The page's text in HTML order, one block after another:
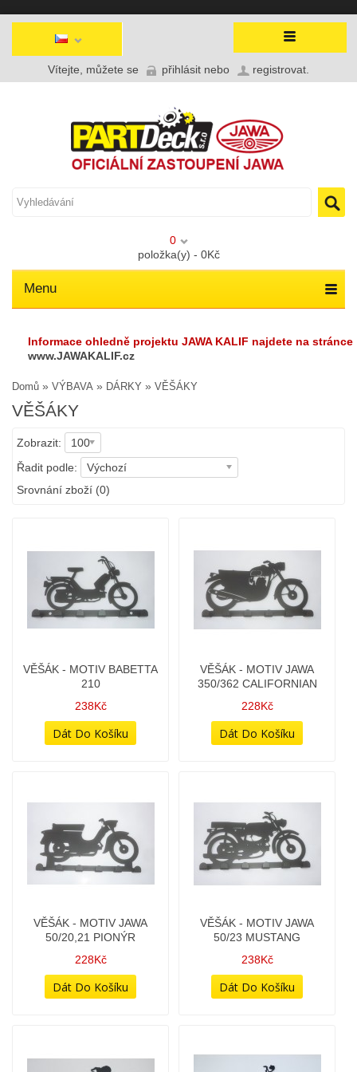
Vítejte, můžete se přihlásit nebo registrovat
0
položka(y) - 0Kč
Menu
Informace ohledně projektu JAWA KALIF najdete na stránce
www.JAWAKALIF.cz
Domů » VÝBAVA » DÁRKY » VĚŠÁKY
VĚŠÁKY
Zobrazit:
100
Řadit podle:
Výchozí
Srovnání zboží (0)
VĚŠÁK - MOTIV BABETTA
210
238Kč
VĚŠÁK - MOTIV JAWA
350/362 CALIFORNIAN
228Kč
VĚŠÁK - MOTIV JAWA
50/20,21 PIONÝR
228Kč
VĚŠÁK - MOTIV JAWA
50/23 MUSTANG
238Kč